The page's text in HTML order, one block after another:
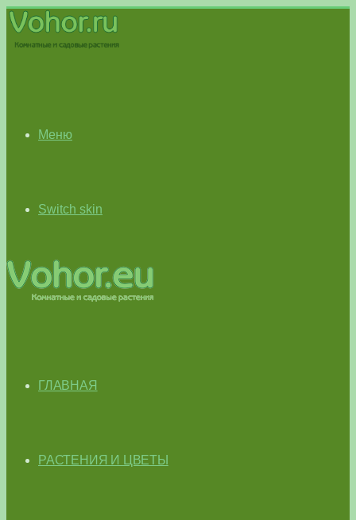
Меню
Switch skin
ГЛАВНАЯ
РАСТЕНИЯ И ЦВЕТЫ